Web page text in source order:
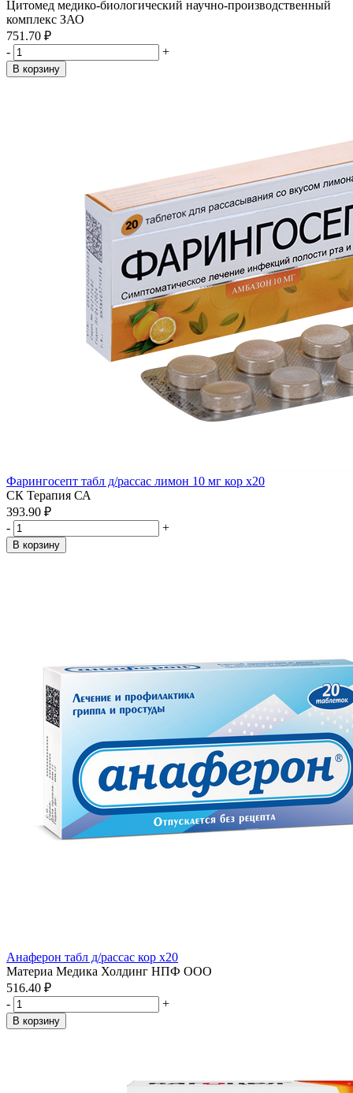
Цитомед медико-биологический научно-производственный
комплекс ЗАО
751.70 ₽
-
+
В корзину
Фарингосепт табл д/рассас лимон 10 мг кор x20
СК Терапия СА
393.90 ₽
-
+
В корзину
Анаферон табл д/рассас кор x20
Материа Медика Холдинг НПФ ООО
516.40 ₽
-
+
В корзину